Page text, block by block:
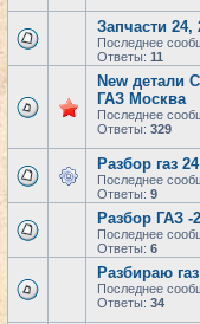
Запчасти 24,
Последнее
Ответы: 11
New детали
ГАЗ Москва
Последнее
Ответы: 329
Разбор газ
Последнее
Ответы: 9
Разбор ГАЗ -
Последнее
Ответы: 6
Разбираю
Последнее
Ответы: 34